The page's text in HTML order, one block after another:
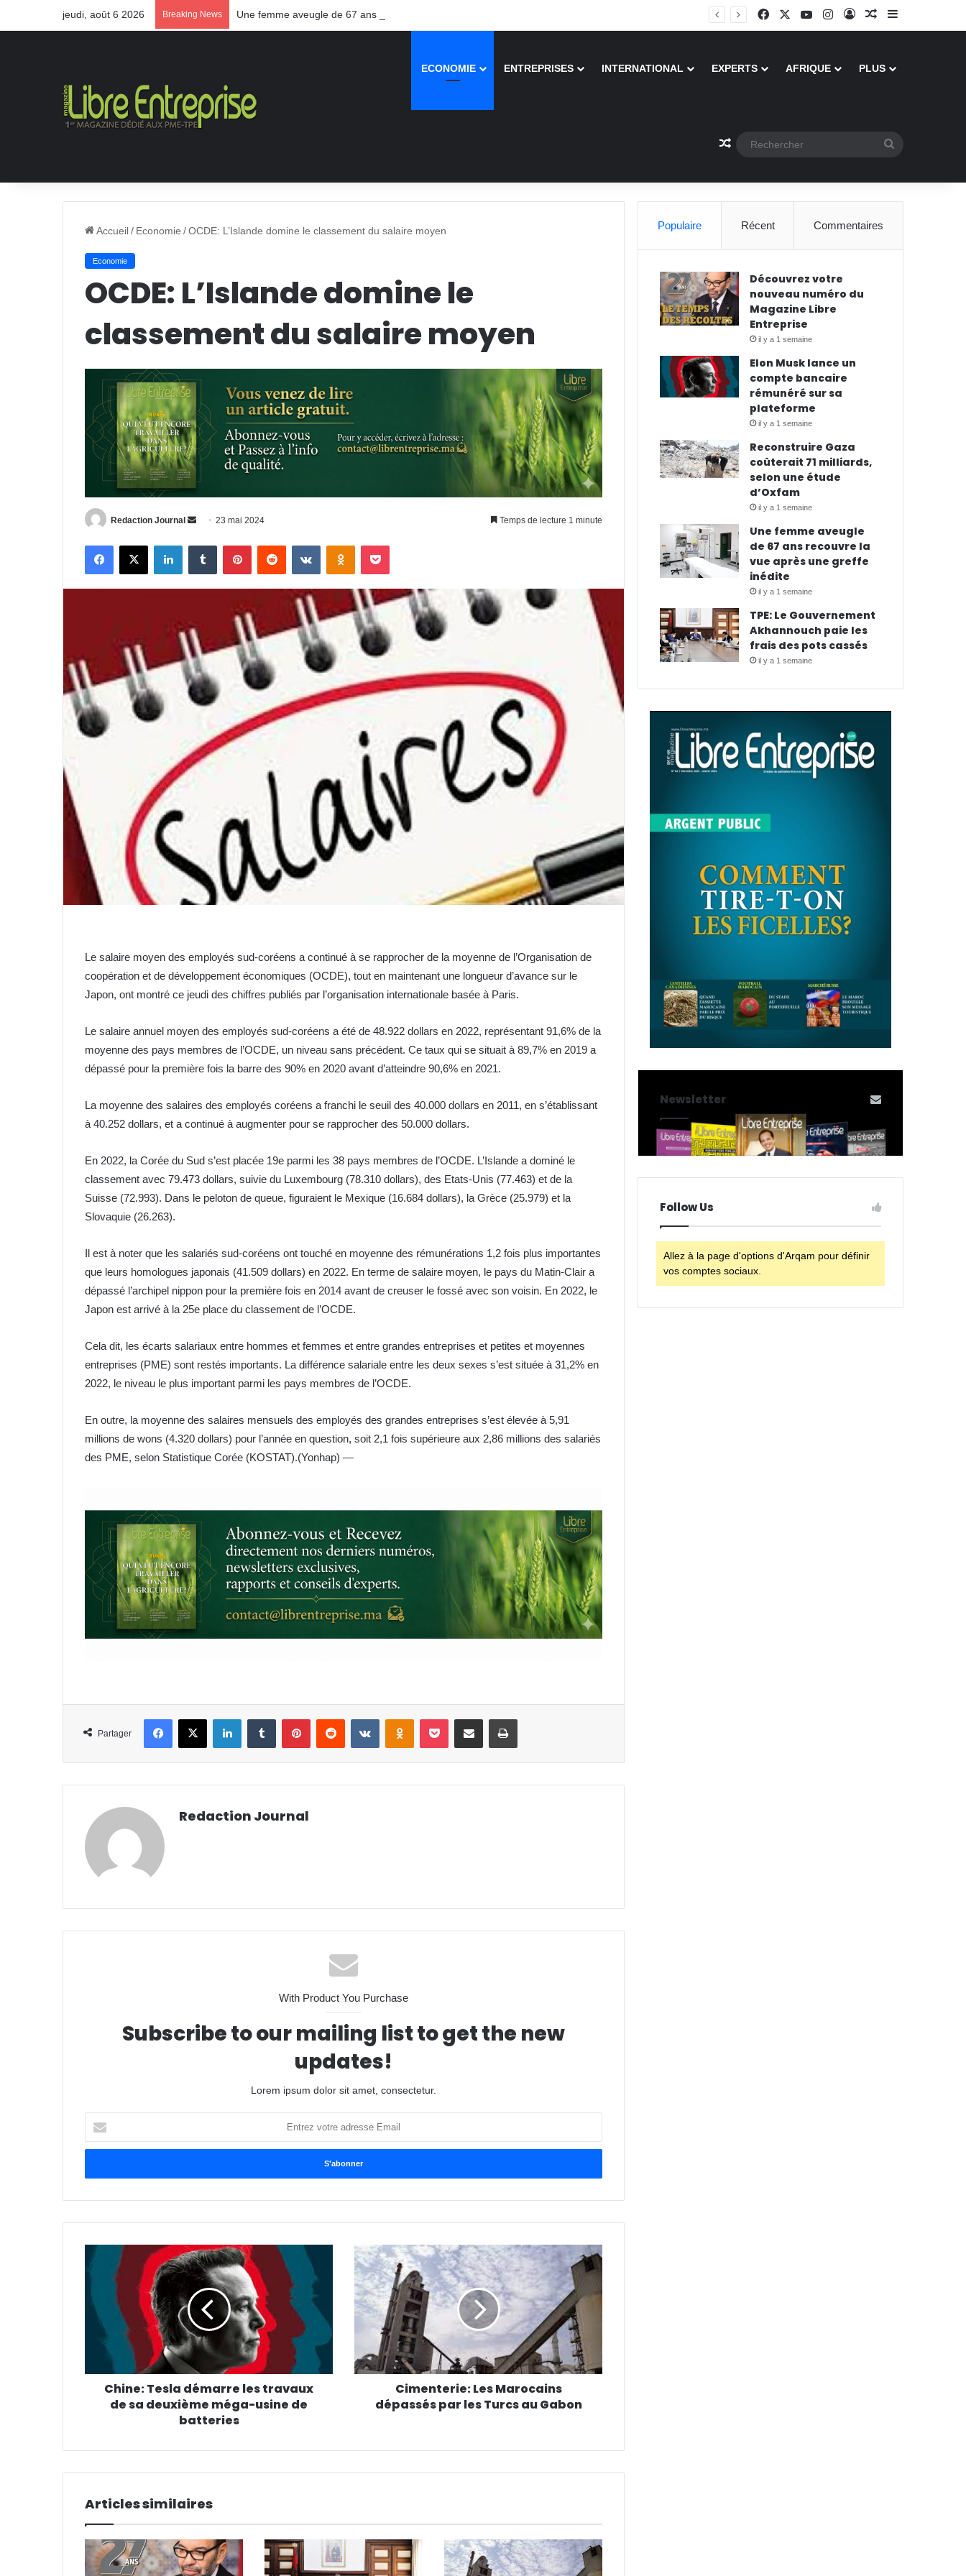
jeudi, août 6 2026 Breaking News Une femme aveugle de 67 ans recouvre la vue après une greffe inédite FacebookYouTubeInstagramConnexion
Article Aléatoire
Sidebar
ECONOMIE ENTREPRISES INTERNATIONAL EXPERTS AFRIQUE PLUS
Article Aléatoire
Accueil/ Economie /OCDE: L’Islande domine le classement du salaire moyen
Economie
OCDE: L’Islande domine le
classement du salaire moyen
Redaction Journal
Envoyer
courriel
23 mai 2024 Temps de lecture 1 minute
Facebook
X LinkedinTumblr PinterestReddit VKontakteOdnoklassniki
Pocket
Le salaire moyen des employés sud-coréens a continué à se rapprocher de la moyenne de l’Organisation de
coopération et de développement économiques (OCDE), tout en maintenant une longueur d’avance sur le
Japon, ont montré ce jeudi des chiffres publiés par l’organisation internationale basée à Paris.
Le salaire annuel moyen des employés sud-coréens a été de 48.922 dollars en 2022, représentant 91,6% de la
moyenne des pays membres de l’OCDE, un niveau sans précédent. Ce taux qui se situait à 89,7% en 2019 a
dépassé pour la première fois la barre des 90% en 2020 avant d’atteindre 90,6% en 2021.
La moyenne des salaires des employés coréens a franchi le seuil des 40.000 dollars en 2011, en s’établissant
à 40.252 dollars, et a continué à augmenter pour se rapprocher des 50.000 dollars.
En 2022, la Corée du Sud s’est placée 19e parmi les 38 pays membres de l’OCDE. L’Islande a dominé le
classement avec 79.473 dollars, suivie du Luxembourg (78.310 dollars), des Etats-Unis (77.463) et de la
Suisse (72.993). Dans le peloton de queue, figuraient le Mexique (16.684 dollars), la Grèce (25.979) et la
Slovaquie (26.263).
Il est à noter que les salariés sud-coréens ont touché en moyenne des rémunérations 1,2 fois plus importantes
que leurs homologues japonais (41.509 dollars) en 2022. En terme de salaire moyen, le pays du Matin-Clair a
dépassé l’archipel nippon pour la première fois en 2014 avant de creuser le fossé avec son voisin. En 2022, le
Japon est arrivé à la 25e place du classement de l’OCDE.
Cela dit, les écarts salariaux entre hommes et femmes et entre grandes entreprises et petites et moyennes
entreprises (PME) sont restés importants. La différence salariale entre les deux sexes s’est située à 31,2% en
2022, le niveau le plus important parmi les pays membres de l’OCDE.
En outre, la moyenne des salaires mensuels des employés des grandes entreprises s’est élevée à 5,91
millions de wons (4.320 dollars) pour l’année en question, soit 2,1 fois supérieure aux 2,86 millions des salariés
des PME, selon Statistique Corée (KOSTAT).(Yonhap) —
Partager
Facebook
X LinkedinTumblr PinterestReddit VKontakteOdnoklassniki
Pocket Partager par email Imprimer
Redaction Journal
With Product You Purchase
Subscribe to our mailing list to get the new
updates!
Lorem ipsum dolor sit amet, consectetur.
votre
adresse
Chine: Tesla démarre les travaux
de sa deuxième méga-usine de
batteries
Cimenterie: Les Marocains
dépassés par les Turcs au Gabon
Articles similaires
Populaire Récent Commentaires
Découvrez votre
nouveau numéro du
Magazine Libre
Entreprise
il y a 1 semaine
Elon Musk lance un
compte bancaire
rémunéré sur sa
plateforme
il y a 1 semaine
Reconstruire Gaza
coûterait 71 milliards,
selon une étude
d’Oxfam
il y a 1 semaine
Une femme aveugle
de 67 ans recouvre la
vue après une greffe
inédite
il y a 1 semaine
TPE: Le Gouvernement
Akhannouch paie les
frais des pots cassés
il y a 1 semaine
Newsletter
Follow Us
Allez à la page d'options d'Arqam pour définir
vos comptes sociaux.